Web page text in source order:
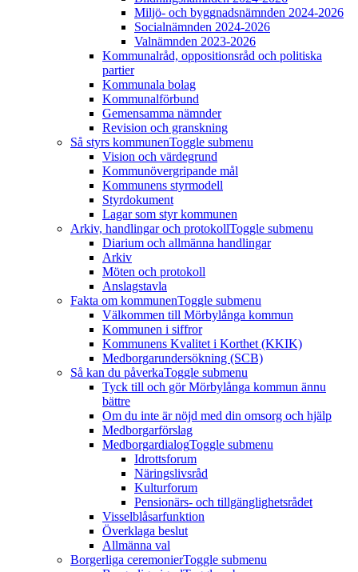
Miljö- och byggnadsnämnden 2024-2026
Socialnämnden 2024-2026
Valnämnden 2023-2026
Kommunalråd, oppositionsråd och politiska
partier
Kommunala bolag
Kommunalförbund
Gemensamma nämnder
Revision och granskning
Så styrs kommunenToggle submenu
Vision och värdegrund
Kommunövergripande mål
Kommunens styrmodell
Styrdokument
Lagar som styr kommunen
Arkiv, handlingar och protokollToggle submenu
Diarium och allmänna handlingar
Arkiv
Möten och protokoll
Anslagstavla
Fakta om kommunenToggle submenu
Välkommen till Mörbylånga kommun
Kommunen i siffror
Kommunens Kvalitet i Korthet (KKIK)
Medborgarundersökning (SCB)
Så kan du påverkaToggle submenu
Tyck till och gör Mörbylånga kommun ännu
bättre
Om du inte är nöjd med din omsorg och hjälp
Medborgarförslag
MedborgardialogToggle submenu
Idrottsforum
Näringslivsråd
Kulturforum
Pensionärs- och tillgänglighetsrådet
Visselblåsarfunktion
Överklaga beslut
Allmänna val
Borgerliga ceremonierToggle submenu